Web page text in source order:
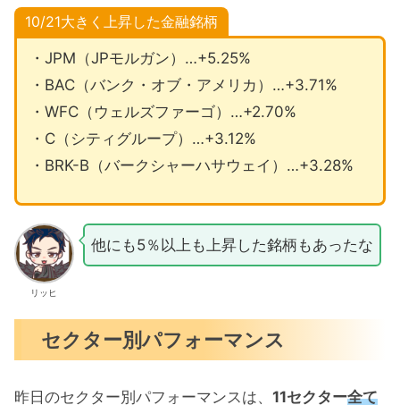
10/21大きく上昇した金融銘柄
・JPM（JPモルガン）…+5.25%
・BAC（バンク・オブ・アメリカ）…+3.71%
・WFC（ウェルズファーゴ）…+2.70%
・C（シティグループ）…+3.12%
・BRK-B（バークシャーハサウェイ）…+3.28%
リッヒ
他にも5％以上も上昇した銘柄もあったな
セクター別パフォーマンス
昨日のセクター別パフォーマンスは、 11セクター全て